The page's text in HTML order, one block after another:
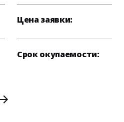
Цена заявки:
Срок окупаемости: